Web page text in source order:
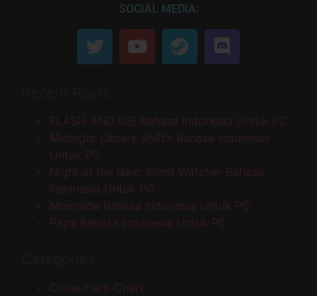
SOCIAL MEDIA:
FLASH AND DIE Bahasa Indonesia Untuk PC
Midnight Library Shift’s Bahasa Indonesia
Untuk PC
Night at the lake: Silent Watcher Bahasa
Indonesia Untuk PC
Mermade Bahasa Indonesia Untuk PC
Papa Bahasa Indonesia Untuk PC
Clone Hero Chart